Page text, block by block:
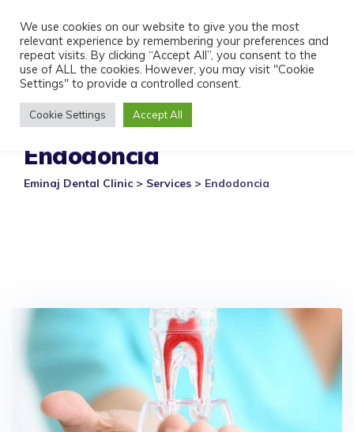
content
Endodoncia
Eminaj Dental Clinic > Services > Endodoncia
We use cookies on our website to give you the most
relevant experience by remembering your preferences and
repeat visits. By clicking “Accept All”, you consent to the
use of ALL the cookies. However, you may visit "Cookie
Settings" to provide a controlled consent.
Cookie Settings Accept All